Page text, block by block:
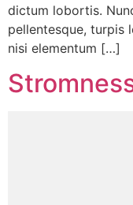
dictum lobortis.
pellentesque, turpis
nisi elementum […]